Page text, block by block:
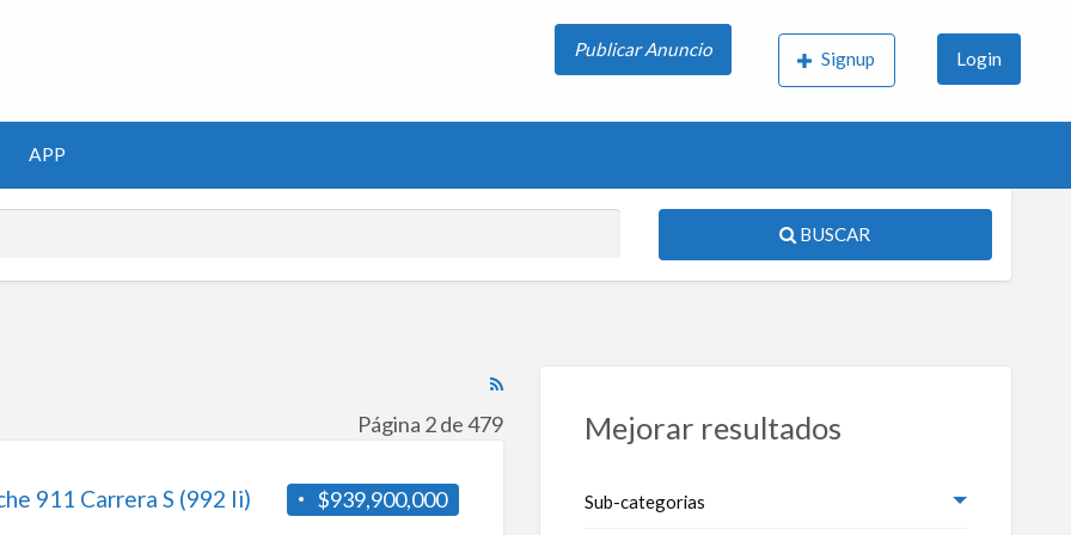
Publicar Anuncio Signup Login
APP
BUSCAR
RSS
Feed
Página 2 de 479
$939,900,000
911 Carrera S (992 Ii)
Mejorar resultados
Sub-categorias